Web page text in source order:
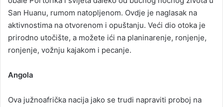
San Huanu, rumom natopljenom. Ovdje je naglasak na
aktivnostima na otvorenom i opuštanju. Veći dio otoka je
prirodno utočište, a možete ići na planinarenje, ronjenje,
ronjenje, vožnju kajakom i pecanje.
Angola
Ova južnoafrička nacija jako se trudi napraviti proboj na